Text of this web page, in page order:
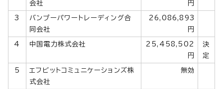
会社
円
3
バンプーパワートレーディング合
同会社
26,086,893
円
4 中国電力株式会社
25,458,502
円
決
定
5
エフビットコミュニケーションズ株
式会社
無効